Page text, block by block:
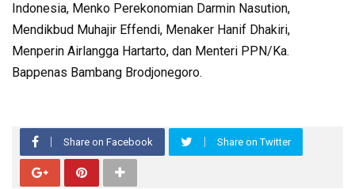
Indonesia, Menko Perekonomian Darmin Nasution,
Mendikbud Muhajir Effendi, Menaker Hanif Dhakiri,
Menperin Airlangga Hartarto, dan Menteri PPN/Ka.
Bappenas Bambang Brodjonegoro.
Share on Facebook Share on Twitter